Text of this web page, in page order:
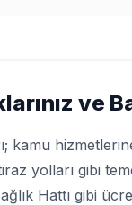
ve
kamu
yolları gibi
Hattı gibi